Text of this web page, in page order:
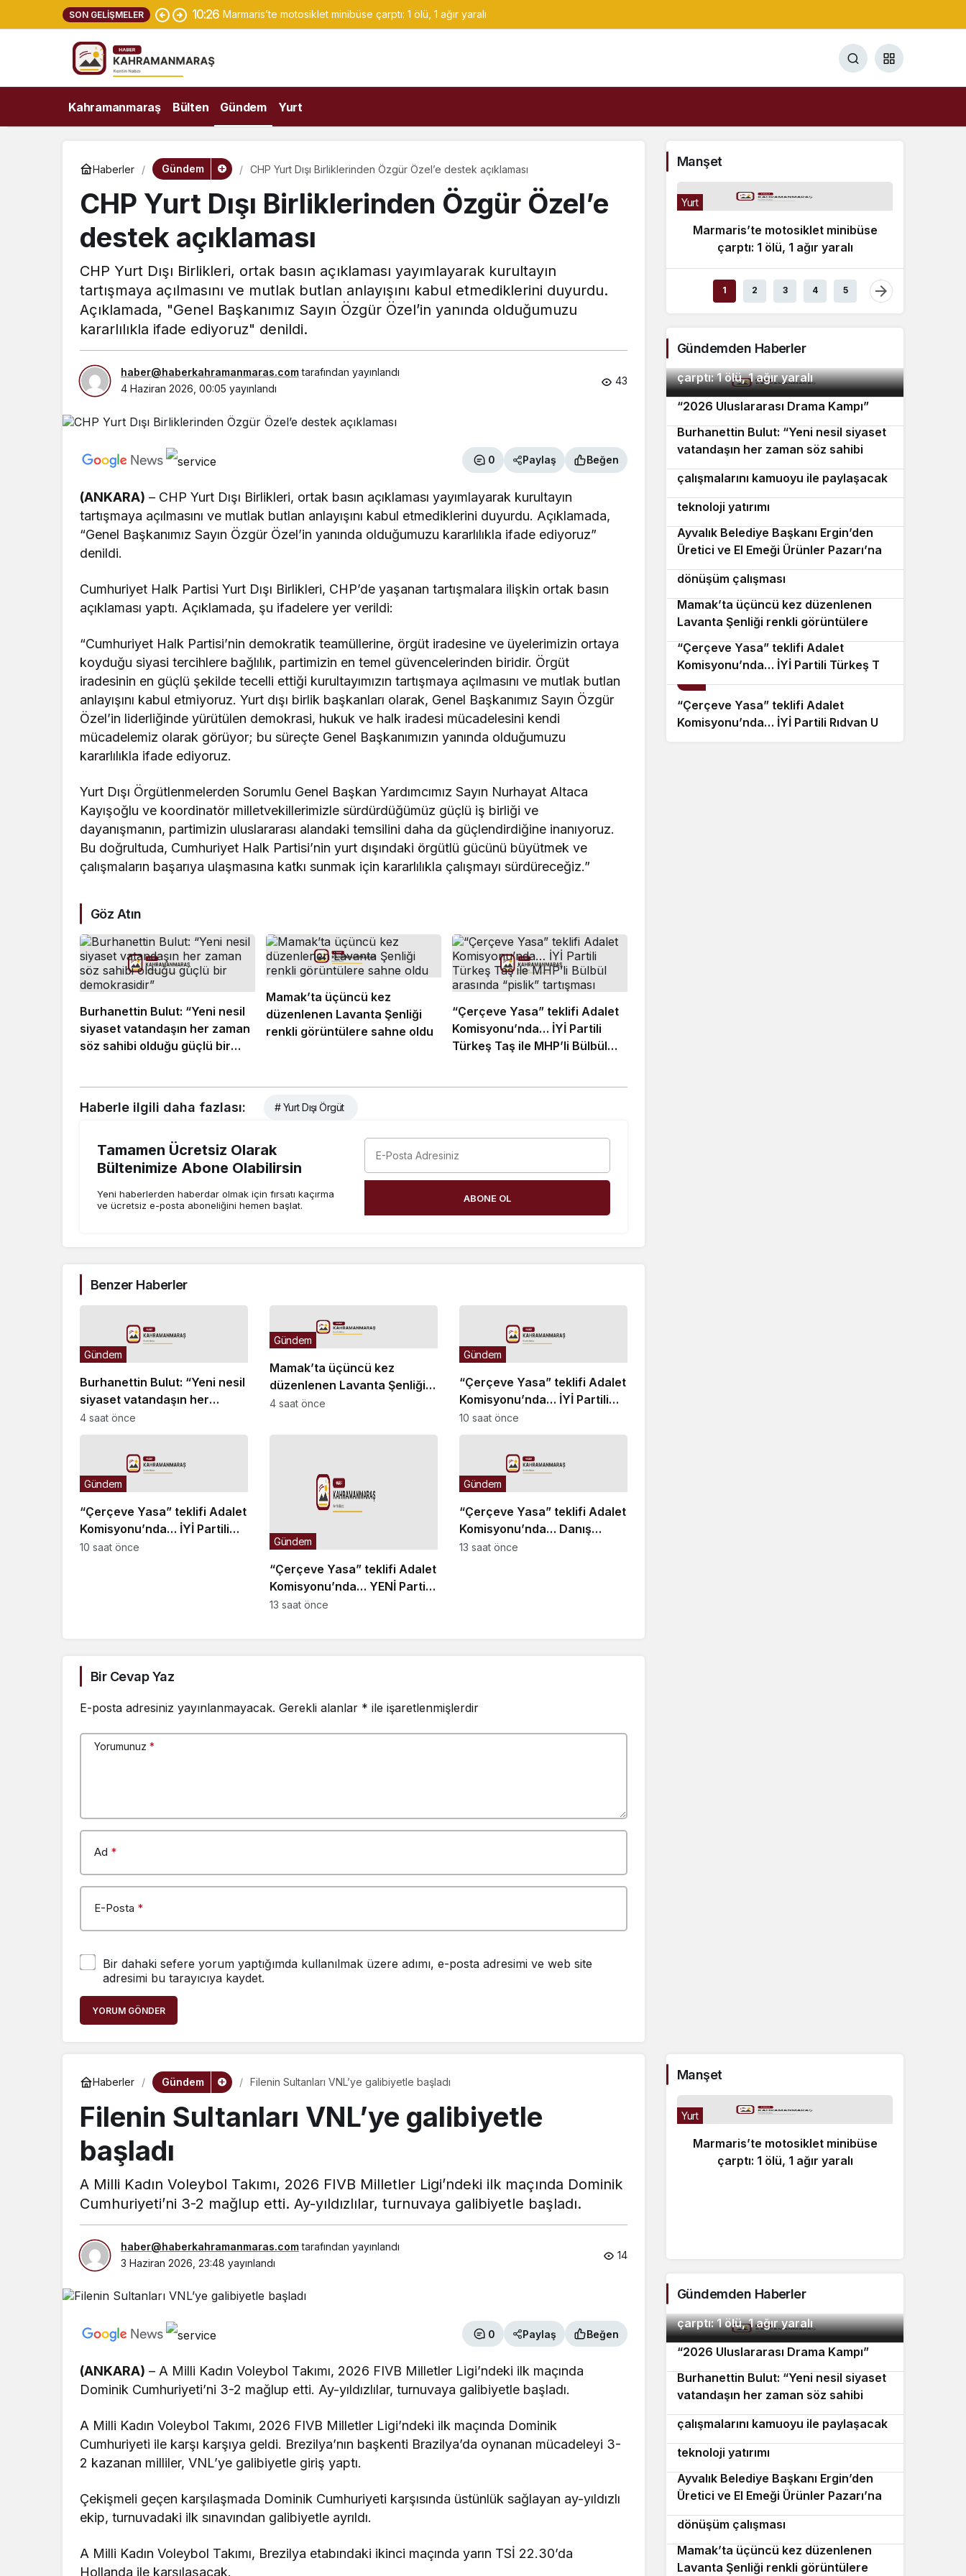
SON GELIŞMELER 10:26 Marmaris’te motosiklet minibüse çarptı: 1 ölü, 1 ağır yaralı
Kahramanmaraş Bülten Gündem Yurt
Haberler Gündem CHP Yurt Dışı Birliklerinden Özgür Özel’e destek açıklaması
CHP Yurt Dışı Birliklerinden Özgür Özel’e
destek açıklaması
CHP Yurt Dışı Birlikleri, ortak basın açıklaması yayımlayarak kurultayın
tartışmaya açılmasını ve mutlak butlan anlayışını kabul etmediklerini duyurdu.
Açıklamada, "Genel Başkanımız Sayın Özgür Özel’in yanında olduğumuzu
kararlılıkla ifade ediyoruz" denildi.
haber@haberkahramanmaras.comtarafından yayınlandı
4 Haziran 2026, 00:05 yayınlandı
43
0 Paylaş Beğen
(ANKARA) – CHP Yurt Dışı Birlikleri, ortak basın açıklaması yayımlayarak kurultayın
tartışmaya açılmasını ve mutlak butlan anlayışını kabul etmediklerini duyurdu. Açıklamada,
“Genel Başkanımız Sayın Özgür Özel’in yanında olduğumuzu kararlılıkla ifade ediyoruz”
denildi.
Cumhuriyet Halk Partisi Yurt Dışı Birlikleri, CHP’de yaşanan tartışmalara ilişkin ortak basın
açıklaması yaptı. Açıklamada, şu ifadelere yer verildi:
“Cumhuriyet Halk Partisi’nin demokratik teamüllerine, örgüt iradesine ve üyelerimizin ortaya
koyduğu siyasi tercihlere bağlılık, partimizin en temel güvencelerinden biridir. Örgüt
iradesinin en güçlü şekilde tecelli ettiği kurultayımızın tartışmaya açılmasını ve mutlak butlan
anlayışını kabul etmiyoruz. Yurt dışı birlik başkanları olarak, Genel Başkanımız Sayın Özgür
Özel’in liderliğinde yürütülen demokrasi, hukuk ve halk iradesi mücadelesini kendi
mücadelemiz olarak görüyor; bu süreçte Genel Başkanımızın yanında olduğumuzu
kararlılıkla ifade ediyoruz.
Yurt Dışı Örgütlenmelerden Sorumlu Genel Başkan Yardımcımız Sayın Nurhayat Altaca
Kayışoğlu ve koordinatör milletvekillerimizle sürdürdüğümüz güçlü iş birliği ve
dayanışmanın, partimizin uluslararası alandaki temsilini daha da güçlendirdiğine inanıyoruz.
Bu doğrultuda, Cumhuriyet Halk Partisi’nin yurt dışındaki örgütlü gücünü büyütmek ve
çalışmaların başarıya ulaşmasına katkı sunmak için kararlılıkla çalışmayı sürdüreceğiz.”
Göz Atın
Burhanettin Bulut: “Yeni nesil
siyaset vatandaşın her zaman
söz sahibi olduğu güçlü bir
Mamak’ta üçüncü kez
düzenlenen Lavanta Şenliği
renkli görüntülere sahne oldu
“Çerçeve Yasa” teklifi Adalet
Komisyonu’nda… İYİ Partili
Türkeş Taş ile MHP’li Bülbül
Haberle ilgili daha fazlası: # Yurt Dışı Örgüt
Tamamen Ücretsiz Olarak
Bültenimize Abone Olabilirsin
Yeni haberlerden haberdar olmak için fırsatı kaçırma
ve ücretsiz e-posta aboneliğini hemen başlat.
ABONE OL
Benzer Haberler
Burhanettin Bulut: “Yeni nesil
siyaset vatandaşın her
zaman söz sahibi olduğu
güçlü bir demokrasidir”
Gündem
4 saat önce
Mamak’ta üçüncü kez
düzenlenen Lavanta Şenliği
renkli görüntülere sahne oldu
Gündem
4 saat önce
“Çerçeve Yasa” teklifi Adalet
Komisyonu’nda… İYİ Partili
Türkeş Taş ile MHP’li Bülbül
arasında “pislik” tartışması
Gündem
10 saat önce
“Çerçeve Yasa” teklifi Adalet
Komisyonu’nda… İYİ Partili
Rıdvan Uz, Komisyon Başkanı
Gündem
10 saat önce
“Çerçeve Yasa” teklifi Adalet
Komisyonu’nda… YENİ Partili
Tanrıkulu: Bir insana ‘Silahını
Gündem
13 saat önce
“Çerçeve Yasa” teklifi Adalet
Komisyonu’nda… Danış
Beştaş: Kürtler artık siyasetin
Gündem
13 saat önce
Bir Cevap Yaz
E-posta adresiniz yayınlanmayacak. Gerekli alanlar * ile işaretlenmişlerdir
Yorumunuz *
Ad *
E-Posta *
Bir dahaki sefere yorum yaptığımda kullanılmak üzere adımı, e-posta adresimi ve web site
adresimi bu tarayıcıya kaydet.
YORUM GÖNDER
Manşet
Yurt
Marmaris’te motosiklet minibüse
çarptı: 1 ölü, 1 ağır yaralı
1 2 3 4 5
Gündemden Haberler
çarptı: 1 ölü, 1 ağır yaralı
Avrupa’dan İzmir’e drama köprüsü:
“2026 Uluslararası Drama Kampı”
3
Burhanettin Bulut: “Yeni nesil siyaset
vatandaşın her zaman söz sahibi
olduğu güçlü bir demokrasidir”
4
Muğla Büyükşehir Belediyesi, 2,5 yıllık
çalışmalarını kamuoyu ile paylaşacak
İzmir İtfaiyesi’ne 13,5 milyon avroluk
teknoloji yatırımı
6
Ayvalık Belediye Başkanı Ergin’den
Üretici ve El Emeği Ürünler Pazarı’na
ziyaret
7
Mudanya Tarihi Hal Meydanı’nda
dönüşüm çalışması
8
Mamak’ta üçüncü kez düzenlenen
Lavanta Şenliği renkli görüntülere
sahne oldu
9
“Çerçeve Yasa” teklifi Adalet
Komisyonu’nda… İYİ Partili Türkeş Taş
ile MHP’li Bülbül arasında “pislik”
tartışması
“Çerçeve Yasa” teklifi Adalet
Komisyonu’nda… İYİ Partili Rıdvan Uz,
Haberler Gündem Filenin Sultanları VNL’ye galibiyetle başladı
Filenin Sultanları VNL’ye galibiyetle
başladı
A Milli Kadın Voleybol Takımı, 2026 FIVB Milletler Ligi’ndeki ilk maçında Dominik
Cumhuriyeti’ni 3-2 mağlup etti. Ay-yıldızlılar, turnuvaya galibiyetle başladı.
haber@haberkahramanmaras.comtarafından yayınlandı
3 Haziran 2026, 23:48 yayınlandı
14
0 Paylaş Beğen
(ANKARA) – A Milli Kadın Voleybol Takımı, 2026 FIVB Milletler Ligi’ndeki ilk maçında
Dominik Cumhuriyeti’ni 3-2 mağlup etti. Ay-yıldızlılar, turnuvaya galibiyetle başladı.
A Milli Kadın Voleybol Takımı, 2026 FIVB Milletler Ligi’ndeki ilk maçında Dominik
Cumhuriyeti ile karşı karşıya geldi. Brezilya’nın başkenti Brazilya’da oynanan mücadeleyi 3-
2 kazanan milliler, VNL’ye galibiyetle giriş yaptı.
Çekişmeli geçen karşılaşmada Dominik Cumhuriyeti karşısında üstünlük sağlayan ay-yıldızlı
ekip, turnuvadaki ilk sınavından galibiyetle ayrıldı.
A Milli Kadın Voleybol Takımı, Brezilya etabındaki ikinci maçında yarın TSİ 22.30’da
Hollanda ile karşılaşacak.
Manşet
Yurt
Marmaris’te motosiklet minibüse
çarptı: 1 ölü, 1 ağır yaralı
Gündemden Haberler
çarptı: 1 ölü, 1 ağır yaralı
Avrupa’dan İzmir’e drama köprüsü:
“2026 Uluslararası Drama Kampı”
3
Burhanettin Bulut: “Yeni nesil siyaset
vatandaşın her zaman söz sahibi
olduğu güçlü bir demokrasidir”
4
Muğla Büyükşehir Belediyesi, 2,5 yıllık
çalışmalarını kamuoyu ile paylaşacak
İzmir İtfaiyesi’ne 13,5 milyon avroluk
teknoloji yatırımı
6
Ayvalık Belediye Başkanı Ergin’den
Üretici ve El Emeği Ürünler Pazarı’na
ziyaret
7
Mudanya Tarihi Hal Meydanı’nda
dönüşüm çalışması
8
Mamak’ta üçüncü kez düzenlenen
Lavanta Şenliği renkli görüntülere
9